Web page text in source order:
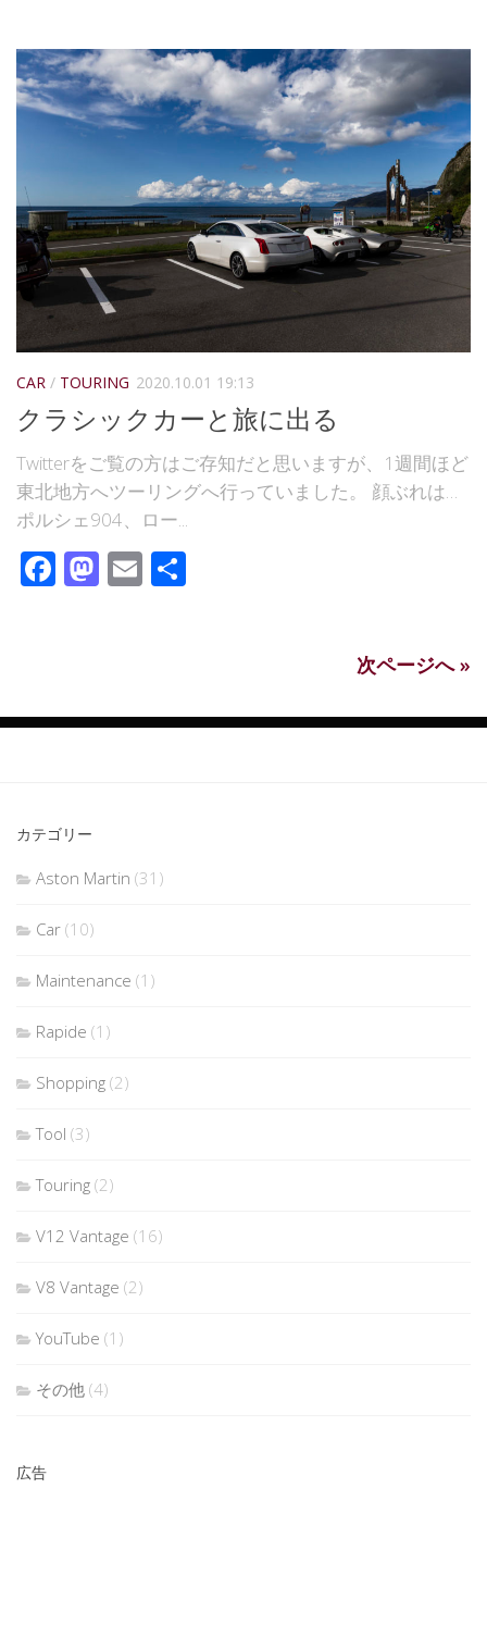
CAR / TOURING 2020.10.01 19:13
クラシックカーと旅に出る
Twitterをご覧の方はご存知だと思いますが、1週間ほど
東北地方へツーリングへ行っていました。 顔ぶれは…
ポルシェ904、ロー...
Facebook
Mastodon
Email
次ページへ »
カテゴリー
Aston Martin (31)
Car (10)
Maintenance (1)
Rapide (1)
Shopping (2)
Tool (3)
Touring (2)
V12 Vantage (16)
V8 Vantage (2)
YouTube (1)
その他 (4)
広告